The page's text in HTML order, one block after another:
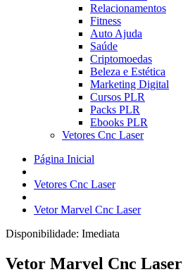
Relacionamentos
Fitness
Auto Ajuda
Saúde
Criptomoedas
Beleza e Estética
Marketing Digital
Cursos PLR
Packs PLR
Ebooks PLR
Vetores Cnc Laser
Página Inicial
Vetores Cnc Laser
Vetor Marvel Cnc Laser
Disponibilidade: Imediata
Vetor Marvel Cnc Laser